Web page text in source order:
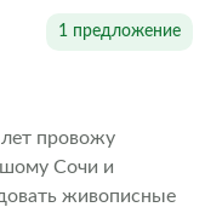
1 предложение
провожу
Сочи и
живописные